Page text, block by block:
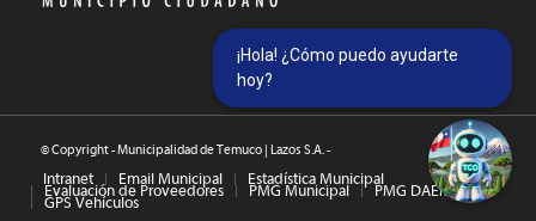
© Copyright - Municipalidad de Temuco | Lazos S.A. -
Intranet Email Municipal Estadística Municipal
Evaluación de Proveedores PMG Municipal PMG DAEM
GPS Vehículos
¡Hola! ¿Cómo puedo ayudarte
hoy?